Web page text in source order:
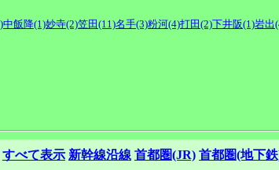
中飯降(1)妙寺(2)笠田(11)名手(3)粉河(4)打田(2)下井阪(1)岩出
すべて表示 新幹線沿線 首都圏(JR) 首都圏(地下